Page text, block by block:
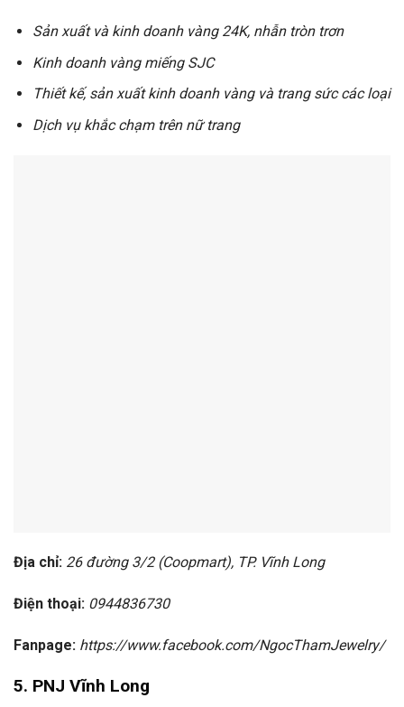
Sản xuất và kinh doanh vàng 24K, nhẫn tròn trơn
Kinh doanh vàng miếng SJC
Thiết kế, sản xuất kinh doanh vàng và trang sức các loại
Dịch vụ khắc chạm trên nữ trang
Địa chỉ: 26 đường 3/2 (Coopmart), TP. Vĩnh Long
Điện thoại: 0944836730
Fanpage: https://www.facebook.com/NgocThamJewelry/
5. PNJ Vĩnh Long